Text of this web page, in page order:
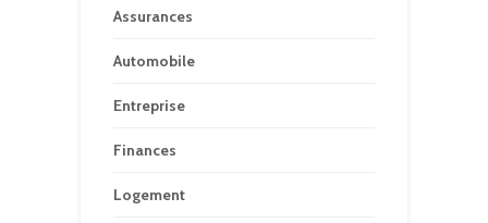
Assurances
Automobile
Entreprise
Finances
Logement